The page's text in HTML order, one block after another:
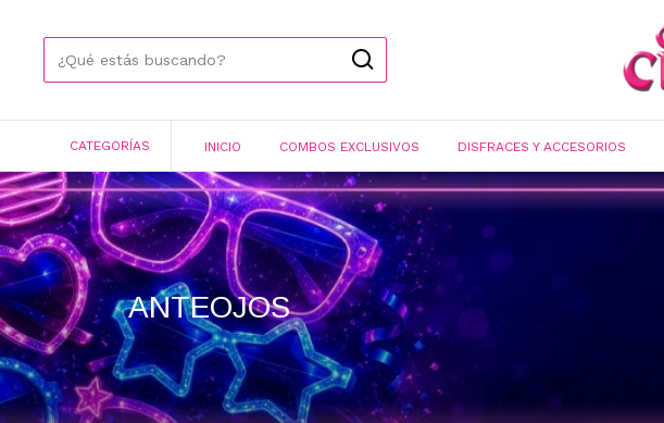
CATEGORÍAS INICIO COMBOS EXCLUSIVOS DISFRACES Y ACCESORIOS
ANTEOJOS